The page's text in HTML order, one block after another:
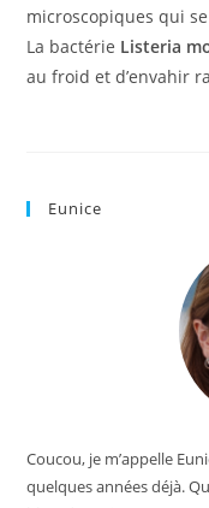
microscopiques qui
La bactérie Listeria
au froid et d’envahir
Eunice
Coucou, je m’appelle
quelques années déjà.